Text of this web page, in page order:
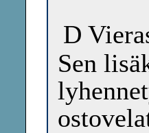
D
Sen